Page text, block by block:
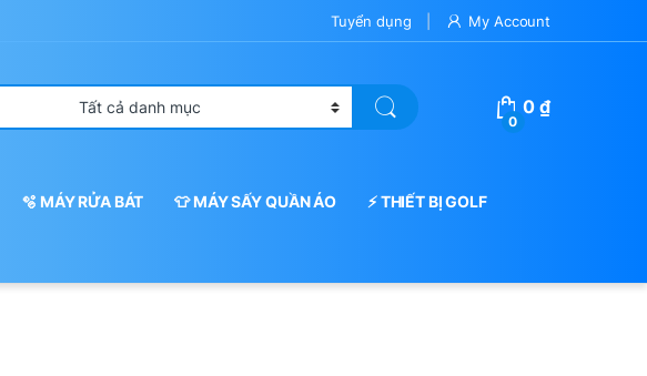
Tuyển dụng My Account
0
0₫
🫧 MÁY RỬA BÁT 👕 MÁY SẤY QUẦN ÁO ⚡ THIẾT BỊ GOLF